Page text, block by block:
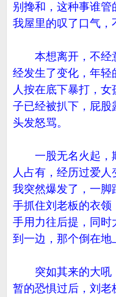
别搀和，这种事谁管
我屋里的叹了口气，
本想离开，不经
经发生了变化，年
人按在底下暴打，
子已经被扒下，屁股
头发怒骂。
一股无名火起，
人占有，经历过爱人
我突然爆发了，一脚
手抓住刘老板的衣领
手用力往后提，同时
到一边，那个倒在地
突如其来的大吼
暂的恐惧过后，刘老